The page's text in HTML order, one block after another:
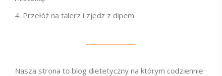
Przełóż na talerz i zjedz z dipem.
Nasza strona to blog dietetyczny na którym codziennie